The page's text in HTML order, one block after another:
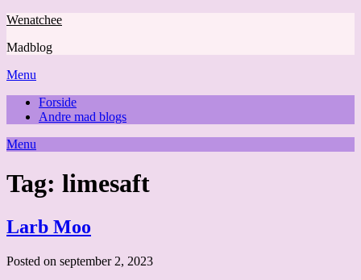
Skip
content
Wenatchee
Madblog
Menu
Forside
Andre mad blogs
Menu
Tag: limesaft
Larb Moo
Posted on september 2, 2023